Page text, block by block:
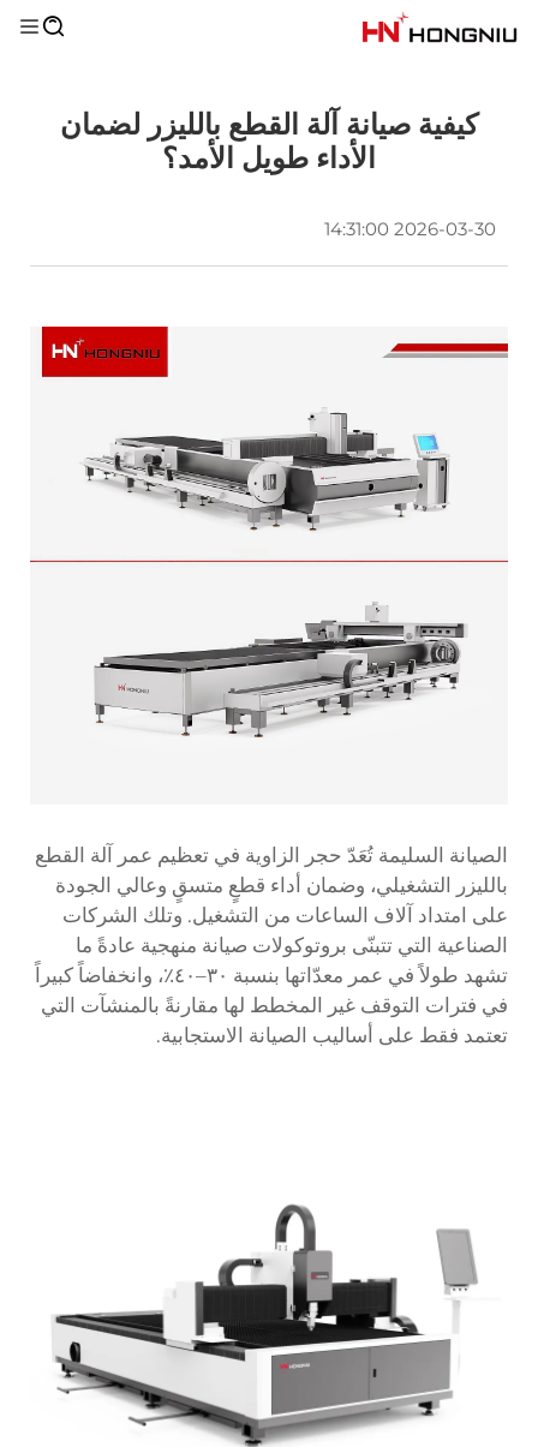
كيفية صيانة آلة القطع بالليزر لضمان
الأداء طويل الأمد؟
2026-03-30 14:31:00
الصيانة السليمة تُعَدّ حجر الزاوية في تعظيم عمر آلة القطع
بالليزر التشغيلي، وضمان أداء قطعٍ متسقٍ وعالي الجودة
على امتداد آلاف الساعات من التشغيل. وتلك الشركات
الصناعية التي تتبنّى بروتوكولات صيانة منهجية عادةً ما
تشهد طولاً في عمر معدّاتها بنسبة ٣٠–٤٠٪، وانخفاضاً كبيراً
في فترات التوقف غير المخطط لها مقارنةً بالمنشآت التي
تعتمد فقط على أساليب الصيانة الاستجابية.